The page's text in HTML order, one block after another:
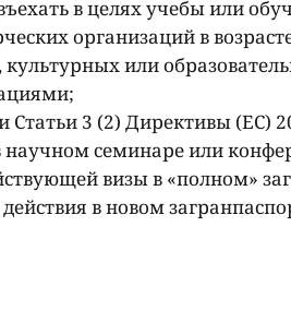
в целях учебы или
организаций в
или
Статьи 3 (2) Директивы (ЕС)
научном семинаре или
визы в «полном»
в новом